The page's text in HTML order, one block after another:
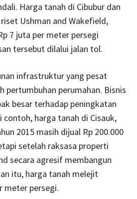
Harga tanah di Cibubur dan
Ushman and Wakefield,
7 juta per meter persegi
tersebut dilalui jalan tol.
infrastruktur yang pesat
pertumbuhan perumahan. Bisnis
besar terhadap peningkatan
contoh, harga tanah di Cisauk,
2015 masih dijual Rp 200.000
setelah raksasa properti
secara agresif membangun
itu, harga tanah melejit
meter persegi.